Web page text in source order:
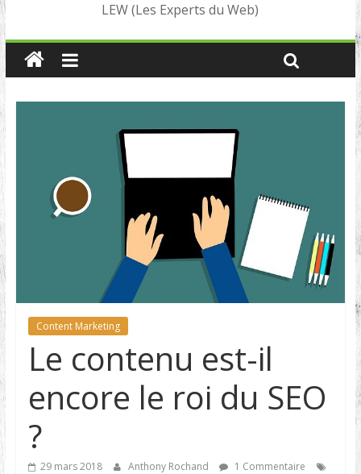
LEW (Les Experts du Web)
Content Marketing
Le contenu est-il
encore le roi du SEO
?
29 mars 2018 Anthony Rochand
1 Commentaire